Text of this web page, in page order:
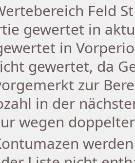
Feld
gewertet in
in
gewertet, da
zur
in der
wegen